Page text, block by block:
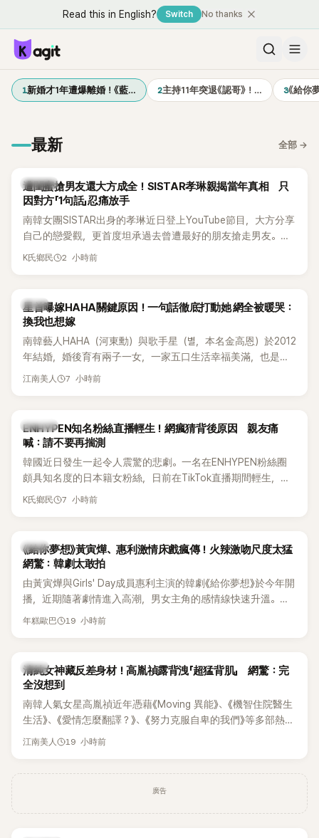
Read this in English? Switch No thanks
1新婚才1年遭爆離婚！《藍… 2主持11年突退《認哥》！… 3《給你
最新 全部 →
K-POP
遭閨蜜搶男友還大方成全！SISTAR孝琳親揭當年真相 只
因對方「1句話」忍痛放手
南韓女團SISTAR出身的孝琳近日登上YouTube節目，大方分享
自己的戀愛觀，更首度坦承過去曾遭最好的朋友搶走男友。她
表示，當時選擇瀟灑放手，但如果同樣的事情現在再發生，「我
K氏鄉民 2 小時前
韓星
星首曝嫁HAHA關鍵原因！一句話徹底打動她 網全被暖哭：
換我也想嫁
南韓藝人HAHA（河東勳）與歌手星（별，本名金高恩）於2012
年結婚，婚後育有兩子一女，一家五口生活幸福美滿，也是韓
國演藝圈公認的模範夫妻。近日，星首度公開當年決定嫁給
江南美人 7 小時前
K-POP
ENHYPEN知名粉絲直播輕生！網瘋猜背後原因 親友痛
喊：請不要再揣測
韓國近日發生一起令人震驚的悲劇。一名在ENHYPEN粉絲圈
頗具知名度的日本籍女粉絲，日前在TikTok直播期間輕生，最
終不幸身亡，消息曝光後震驚韓網，也讓不少粉絲湧入社群平
K氏鄉民 7 小時前
韓劇
《給你夢想》黃寅燁、惠利激情床戲瘋傳！火辣激吻尺度太猛
網驚：韓劇太敢拍
由黃寅燁與Girls' Day成員惠利主演的韓劇《給你夢想》於今年開
播，近期隨著劇情進入高潮，男女主角的感情線快速升溫。最
新播出的第8集不僅上演火辣吻戲，更接連出現床戲橋段，讓
年糕歐巴 19 小時前
韓星
清純女神藏反差身材！高胤禎露背洩「超猛背肌」 網驚：完
全沒想到
南韓人氣女星高胤禎近年憑藉《Moving 異能》、《機智住院醫生
生活》、《愛情怎麼翻譯？》、《努力克服自卑的我們》等多部熱門
作品，躍升為韓劇新一代女神代表，不僅演技備受肯定，精緻
傻直呼：「原來她身材這麼猛！」
江南美人 19 小時前
廣告